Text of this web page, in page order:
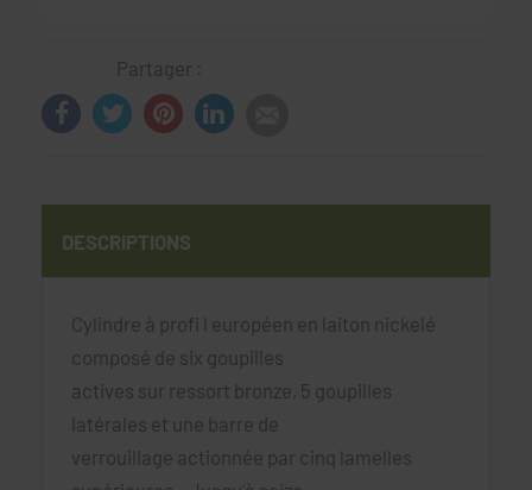
Partager :
DESCRIPTIONS
Cylindre à profi l européen en laiton nickelé
composé de six goupilles
actives sur ressort bronze, 5 goupilles
latérales et une barre de
verrouillage actionnée par cinq lamelles